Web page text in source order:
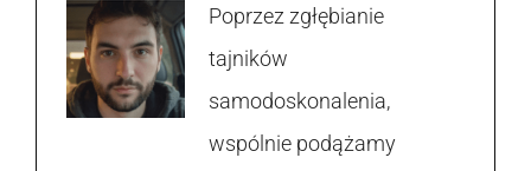
Poprzez zgłębianie
tajników
samodoskonalenia,
wspólnie podążamy